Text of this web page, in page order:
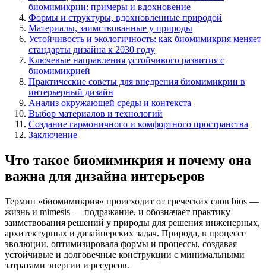
биомимикрии: примеры и вдохновение
Формы и структуры, вдохновленные природой
Материалы, заимствованные у природы
Устойчивость и экологичность: как биомимикрия меняет
стандарты дизайна к 2030 году
Ключевые направления устойчивого развития с
биомимикрией
Практические советы для внедрения биомимикрии в
интерьерный дизайн
Анализ окружающей среды и контекста
Выбор материалов и технологий
Создание гармоничного и комфортного пространства
Заключение
Что такое биомимикрия и почему она
важна для дизайна интерьеров
Термин «биомимикрия» происходит от греческих слов bios —
жизнь и mimesis — подражание, и обозначает практику
заимствования решений у природы для решения инженерных,
архитектурных и дизайнерских задач. Природа, в процессе
эволюции, оптимизировала формы и процессы, создавая
устойчивые и долговечные конструкции с минимальными
затратами энергии и ресурсов.